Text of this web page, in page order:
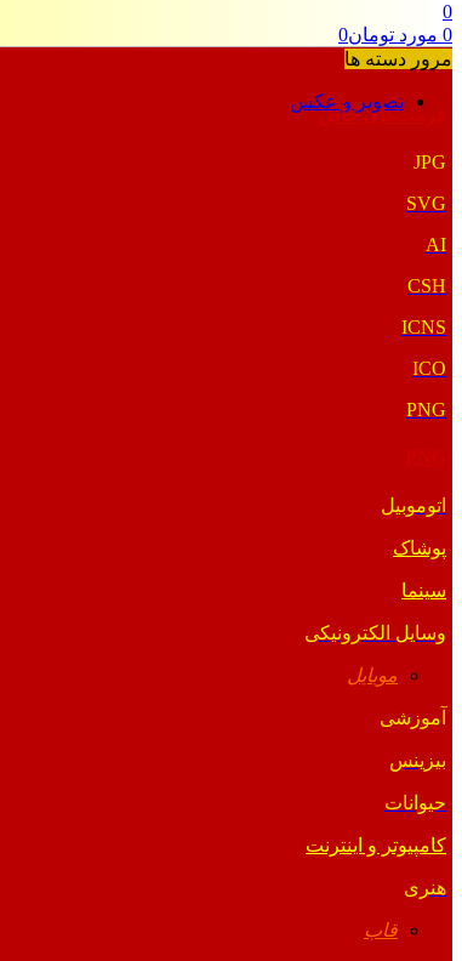
0
0 مورد تومان0
مرور دسته ها
تصویر و عکس
فرمت‌های خاص
JPG
SVG
AI
CSH
ICNS
ICO
PNG
اتوموبیل
پوشاک
سینما
وسایل الکترونیکی
موبایل
آموزشی
بیزینس
حیوانات
کامپیوتر و اینترنت
هنری
قاب